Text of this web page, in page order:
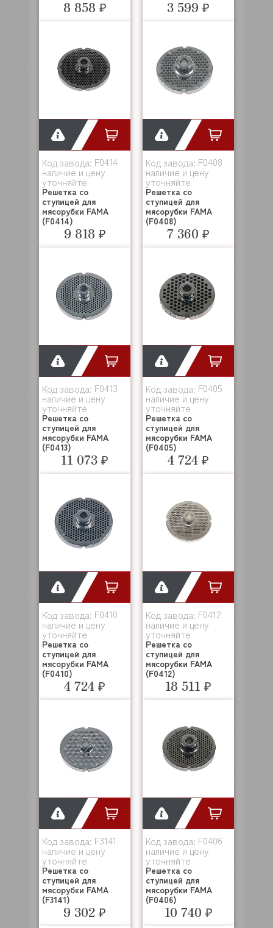
8 858 ₽ 3 599 ₽
Код завода: F0414
наличие и цену
уточняйте
Решетка со
ступицей для
мясорубки FAMA
(F0414)
9 818 ₽
Код завода: F0408
наличие и цену
уточняйте
Решетка со
ступицей для
мясорубки FAMA
(F0408)
7 360 ₽
Код завода: F0413
наличие и цену
уточняйте
Решетка со
ступицей для
мясорубки FAMA
(F0413)
11 073 ₽
Код завода: F0405
наличие и цену
уточняйте
Решетка со
ступицей для
мясорубки FAMA
(F0405)
4 724 ₽
Код завода: F0410
наличие и цену
уточняйте
Решетка со
ступицей для
мясорубки FAMA
(F0410)
4 724 ₽
Код завода: F0412
наличие и цену
уточняйте
Решетка со
ступицей для
мясорубки FAMA
(F0412)
18 511 ₽
Код завода: F3141
наличие и цену
уточняйте
Решетка со
ступицей для
мясорубки FAMA
(F3141)
9 302 ₽
Код завода: F0406
наличие и цену
уточняйте
Решетка со
ступицей для
мясорубки FAMA
(F0406)
10 740 ₽